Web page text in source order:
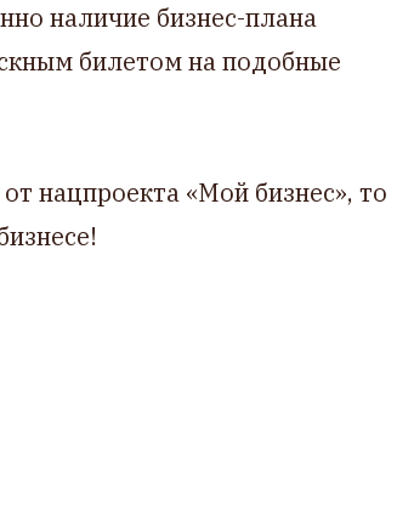
наличие бизнес-плана
билетом на подобные
нацпроекта «Мой бизнес», то